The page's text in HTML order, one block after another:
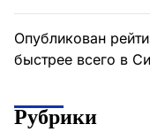
Опубликован
быстрее всего в
Рубрики